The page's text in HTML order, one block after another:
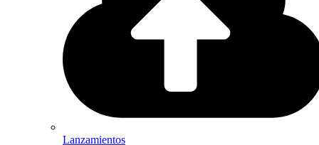
Lanzamientos